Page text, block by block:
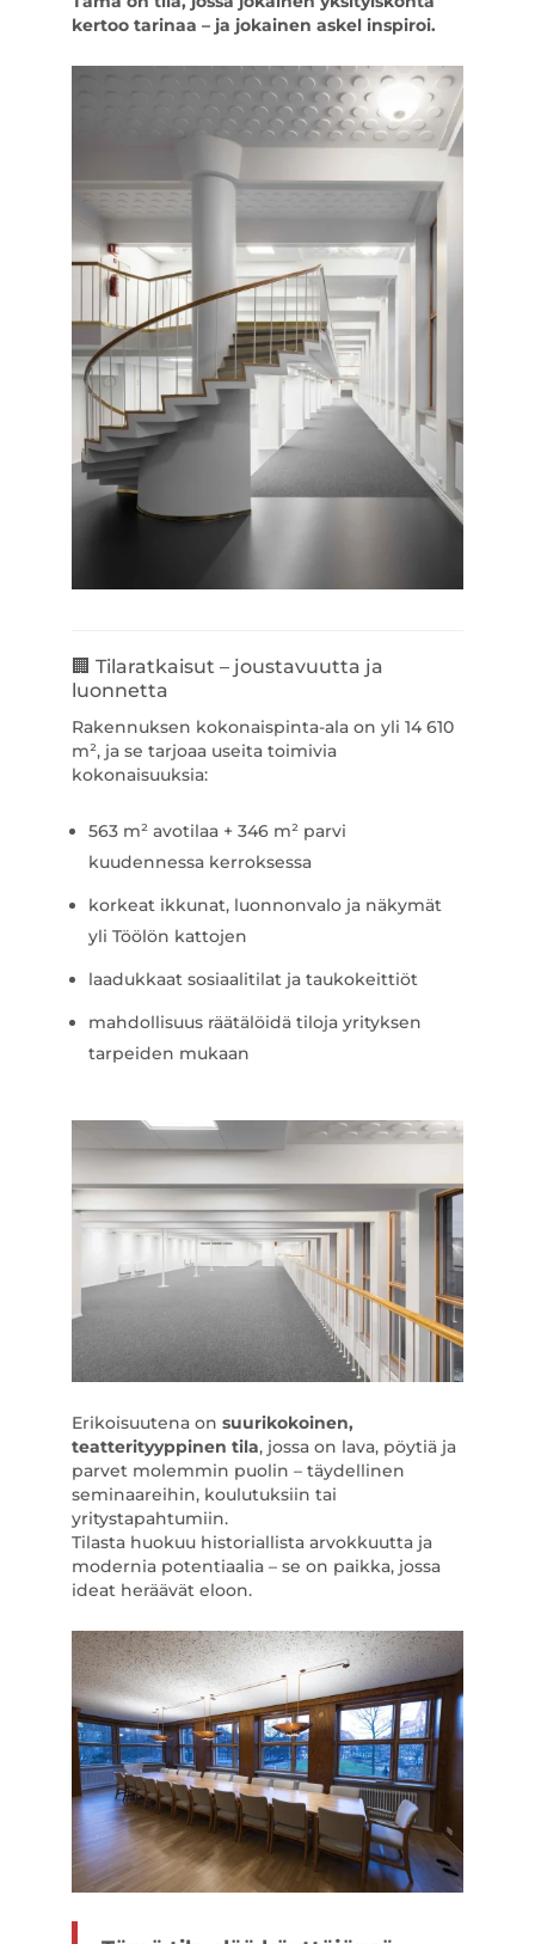
kertoo tarinaa – ja jokainen askel inspiroi.
🏢 Tilaratkaisut – joustavuutta ja
luonnetta
Rakennuksen kokonaispinta-ala on yli 14 610
m², ja se tarjoaa useita toimivia
kokonaisuuksia:
563 m² avotilaa + 346 m² parvi
kuudennessa kerroksessa
korkeat ikkunat, luonnonvalo ja näkymät
yli Töölön kattojen
laadukkaat sosiaalitilat ja taukokeittiöt
mahdollisuus räätälöidä tiloja yrityksen
tarpeiden mukaan
Erikoisuutena on suurikokoinen,
teatterityyppinen tila, jossa on lava, pöytiä ja
parvet molemmin puolin – täydellinen
seminaareihin, koulutuksiin tai
yritystapahtumiin.
Tilasta huokuu historiallista arvokkuutta ja
modernia potentiaalia – se on paikka, jossa
ideat heräävät eloon.